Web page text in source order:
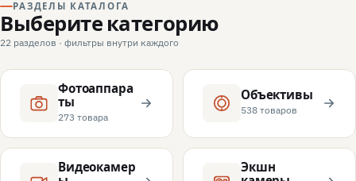
РАЗДЕЛЫ КАТАЛОГА
Выберите категорию
22 разделов · фильтры внутри каждого
Фотоаппара
ты
273 товара
Объективы
538 товаров
Видеокамер
Экшн